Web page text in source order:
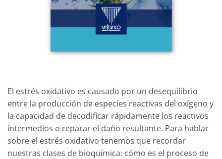
El estrés oxidativo es causado por un desequilibrio
entre la producción de especies reactivas del oxígeno y
la capacidad de decodificar rápidamente los reactivos
intermedios o reparar el daño resultante. Para hablar
sobre el estrés oxidativo tenemos que recordar
nuestras clases de bioquímica: cómo es el proceso de